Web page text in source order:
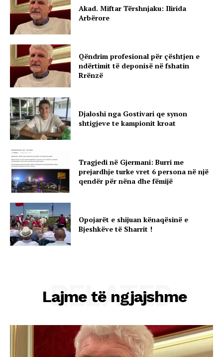
Akad. Miftar Tërshnjaku: Ilirida
Arbërore
Qëndrim profesional për çështjen e
ndërtimit të deponisë në fshatin
Rrënzë
Djaloshi nga Gostivari qe synon
shtigjeve te kampionit kroat
Tragjedi në Gjermani: Burri me
prejardhje turke vret 6 persona në një
qendër për nëna dhe fëmijë
Opojarët e shijuan kënaqësinë e
Bjeshkëve të Sharrit !
Lajme të ngjajshme
RELATED